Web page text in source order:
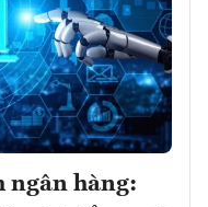
ngân hàng: